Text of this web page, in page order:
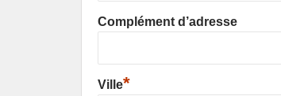
Complément d’adresse
Ville*